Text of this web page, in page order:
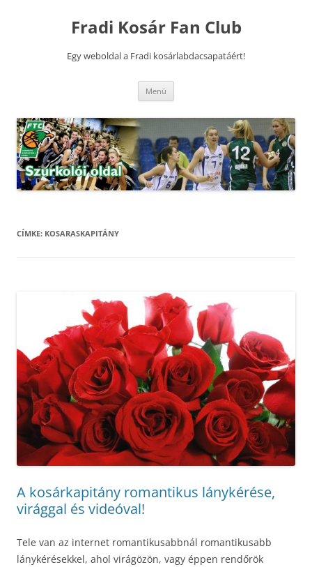
Fradi Kosár Fan Club
Egy weboldal a Fradi kosárlabdacsapatáért!
Menü
CÍMKE: KOSARASKAPITÁNY
A kosárkapitány romantikus lánykérése,
virággal és videóval!
Tele van az internet romantikusabbnál romantikusabb
lánykérésekkel, ahol virágözön, vagy éppen rendőrök